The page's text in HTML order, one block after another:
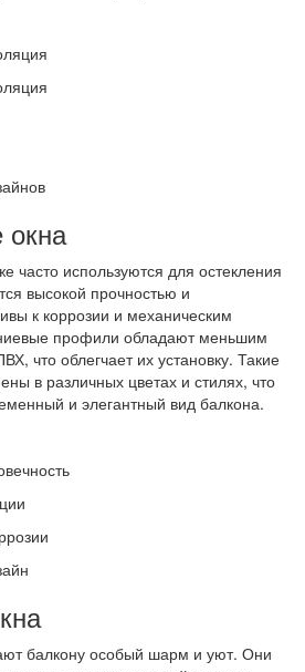
часто используются для остекления
высокой прочностью и
к коррозии и механическим
профили обладают меньшим
что облегчает их установку. Такие
в различных цветах и стилях, что
и элегантный вид балкона.
балкону особый шарм и уют. Они